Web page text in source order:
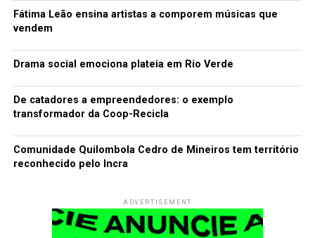
Fátima Leão ensina artistas a comporem músicas que
vendem
Drama social emociona plateia em Rio Verde
De catadores a empreendedores: o exemplo
transformador da Coop-Recicla
Comunidade Quilombola Cedro de Mineiros tem território
reconhecido pelo Incra
ADVERTISEMENT